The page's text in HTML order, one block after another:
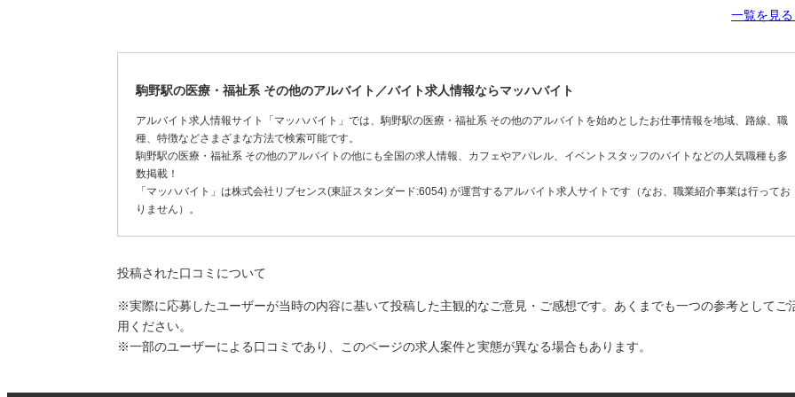
一覧を見
駒野駅の医療・福祉系 その他のアルバイト／バイト求人情報ならマッハバイト
アルバイト求人情報サイト「マッハバイト」では、駒野駅の医療・福祉系 その他のアルバイトを始めとしたお仕事情報を地域、路線、職
種、特徴などさまざまな方法で検索可能です。
駒野駅の医療・福祉系 その他のアルバイトの他にも全国の求人情報、カフェやアパレル、イベントスタッフのバイトなどの人気職種も多
数掲載！
「マッハバイト」は株式会社リブセンス(東証スタンダード:6054) が運営するアルバイト求人サイトです（なお、職業紹介事業は行ってお
りません）。
投稿された口コミについて
※実際に応募したユーザーが当時の内容に基いて投稿した主観的なご意見・ご感想です。あくまでも一つの参考としてご
用ください。
※一部のユーザーによる口コミであり、このページの求人案件と実態が異なる場合もあります。